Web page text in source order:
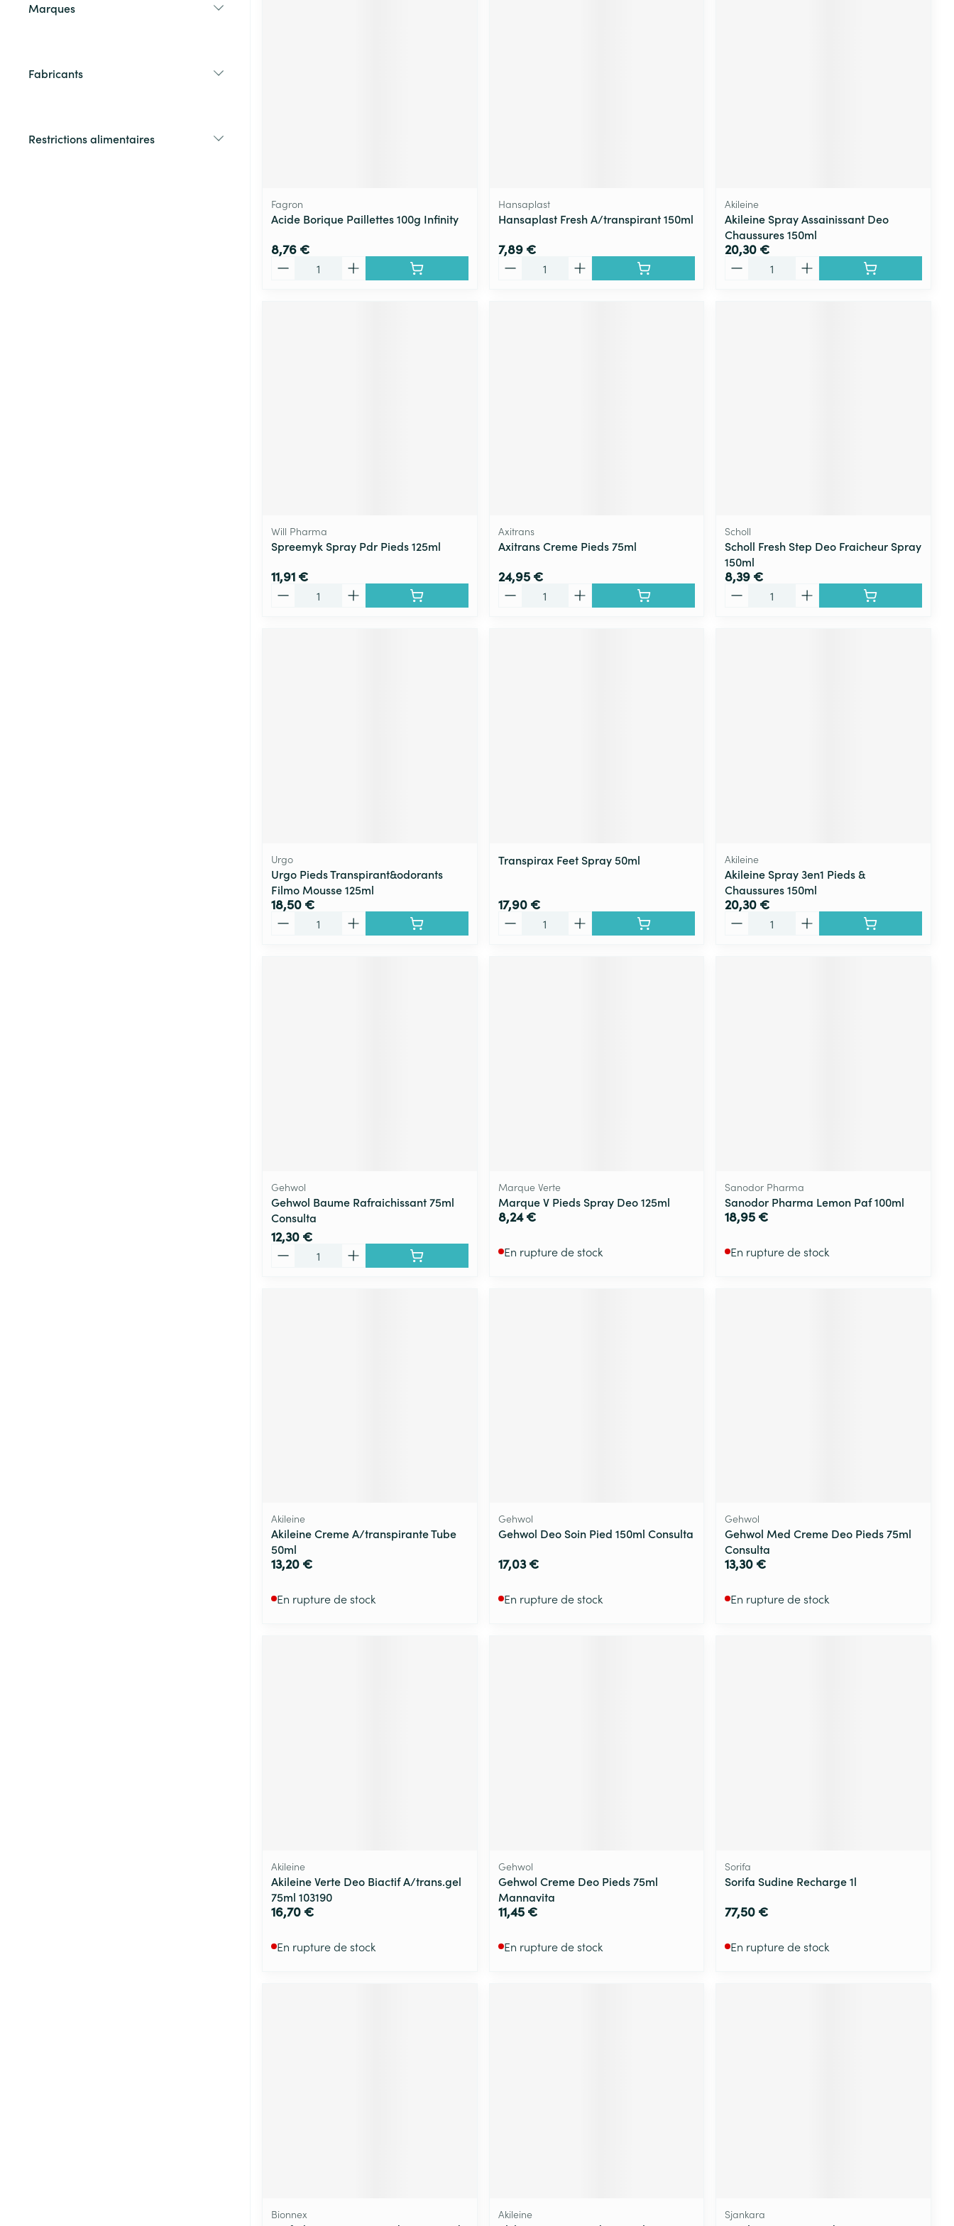
Marques
Fabricants
Restrictions alimentaires
Fagron
Acide Borique Paillettes 100g Infinity
8,76 €
Hansaplast
Hansaplast Fresh A/transpirant 150ml
7,89 €
Akileine
Akileine Spray Assainissant Deo
Chaussures 150ml
20,30 €
Will Pharma
Spreemyk Spray Pdr Pieds 125ml
11,91 €
Axitrans
Axitrans Creme Pieds 75ml
24,95 €
Scholl
Scholl Fresh Step Deo Fraicheur Spray
150ml
8,39 €
Urgo
Urgo Pieds Transpirant&odorants
Filmo Mousse 125ml
18,50 €
Transpirax Feet Spray 50ml
17,90 €
Akileine
Akileine Spray 3en1 Pieds &
Chaussures 150ml
20,30 €
Gehwol
Gehwol Baume Rafraichissant 75ml
Consulta
12,30 €
Marque Verte
Marque V Pieds Spray Deo 125ml
8,24 €
En rupture de stock
Sanodor Pharma
Sanodor Pharma Lemon Paf 100ml
18,95 €
En rupture de stock
Akileine
Akileine Creme A/transpirante Tube
50ml
13,20 €
En rupture de stock
Gehwol
Gehwol Deo Soin Pied 150ml Consulta
17,03 €
En rupture de stock
Gehwol
Gehwol Med Creme Deo Pieds 75ml
Consulta
13,30 €
En rupture de stock
Akileine
Akileine Verte Deo Biactif A/trans.gel
75ml 103190
16,70 €
En rupture de stock
Gehwol
Gehwol Creme Deo Pieds 75ml
Mannavita
11,45 €
En rupture de stock
Sorifa
Sorifa Sudine Recharge 1l
77,50 €
En rupture de stock
Bionnex Akileine Sjankara